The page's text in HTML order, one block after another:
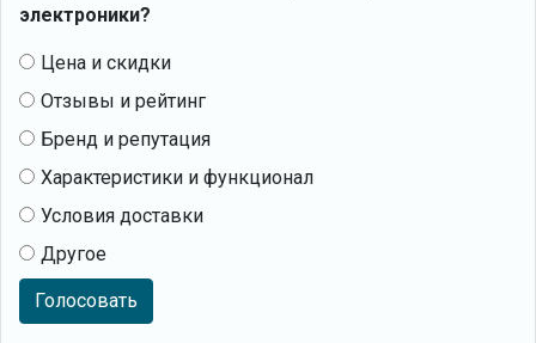
электроники?
Цена и скидки
Отзывы и рейтинг
Бренд и репутация
Характеристики и функционал
Условия доставки
Другое
Голосовать